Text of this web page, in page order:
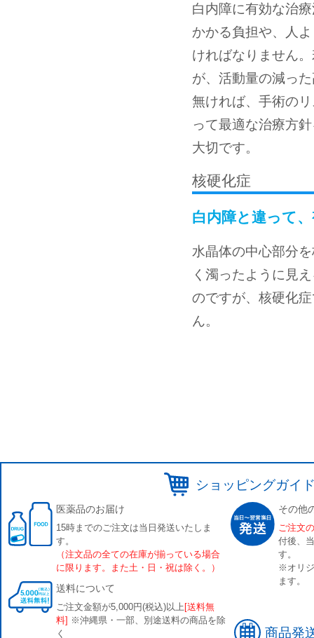
白内障に有効な治
かかる負担や、人
ければなりません
が、活動量の減っ
無ければ、手術の
って最適な治療方
大切です。
核硬化症
白内障と違って
水晶体の中心部分
く濁ったように見
のですが、核硬化
ん。
ショッピングガイ
医薬品のお届け
15時までのご注文は当日発送いたしま
す。
（注文品の全ての在庫が揃っている場合
に限ります。また土・日・祝は除く。）
送料について
ご注文金額が5,000円(税込)以上 [送料無
料] ※沖縄県・一部、別途送料の商品を除
く
その他
ご注文
付後、
す。
※オリ
ます。
商品発